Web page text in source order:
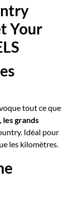
Your
tout ce que
les grands
Idéal pour
les kilomètres.